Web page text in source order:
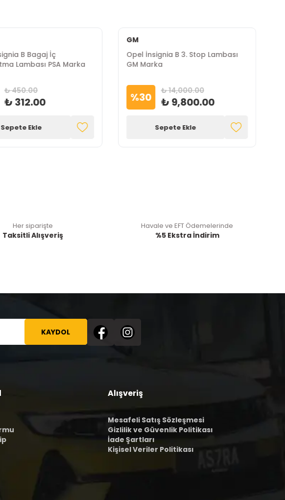
B Bagaj İç
Lambası PSA Marka
₺ 450.00
₺ 312.00
Sepete Ekle
GM
Opel İnsignia B 3. Stop Lambası
GM Marka
%30 ₺ 14,000.00
₺ 9,800.00
Sepete Ekle
Her siparişte
Taksitli Alışveriş
Havale ve EFT Ödemelerinde
%5 Ekstra İndirim
KAYDOL
Alışveriş
Mesafeli Satış Sözleşmesi
Gizlilik ve Güvenlik Politikası
İade Şartları
Kişisel Veriler Politikası